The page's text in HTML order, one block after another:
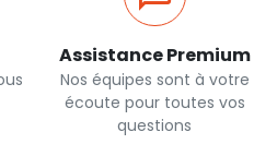
Assistance Premium
Nos équipes sont à votre
écoute pour toutes vos
questions